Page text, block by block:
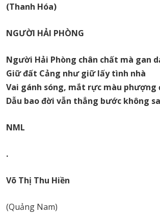
(Thanh Hóa)
NGƯỜI HẢI PHÒNG
Người Hải Phòng chân chất mà gan
Giữ đất Cảng như giữ lấy tình nhà
Vai gánh sóng, mắt rực màu phượng
Dẫu bao đời vẫn thẳng bước không
NML
.
Võ Thị Thu Hiền
(Quảng Nam)